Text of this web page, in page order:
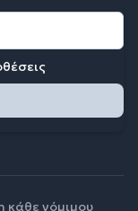
κάθε νόμιμου